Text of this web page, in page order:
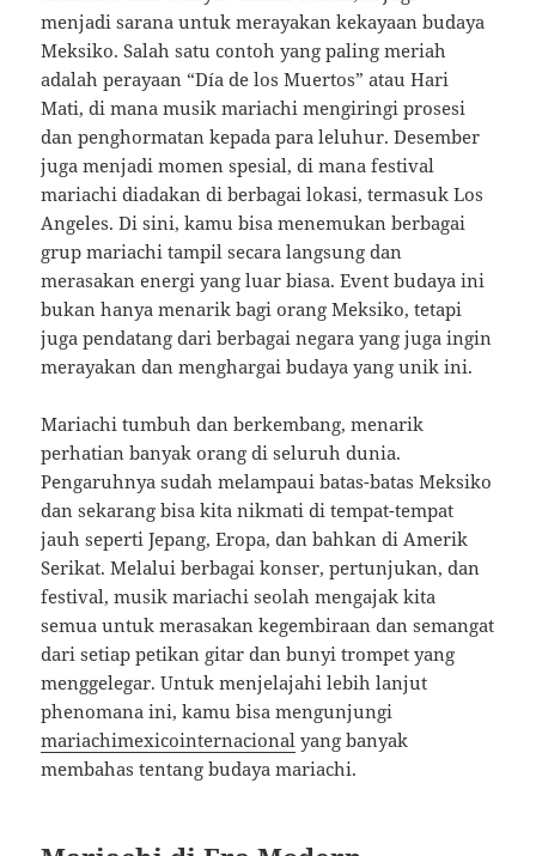
menjadi sarana untuk merayakan kekayaan budaya
Meksiko. Salah satu contoh yang paling meriah
adalah perayaan “Día de los Muertos” atau Hari
Mati, di mana musik mariachi mengiringi prosesi
dan penghormatan kepada para leluhur. Desember
juga menjadi momen spesial, di mana festival
mariachi diadakan di berbagai lokasi, termasuk Los
Angeles. Di sini, kamu bisa menemukan berbagai
grup mariachi tampil secara langsung dan
merasakan energi yang luar biasa. Event budaya ini
bukan hanya menarik bagi orang Meksiko, tetapi
juga pendatang dari berbagai negara yang juga ingin
merayakan dan menghargai budaya yang unik ini.
Mariachi tumbuh dan berkembang, menarik
perhatian banyak orang di seluruh dunia.
Pengaruhnya sudah melampaui batas-batas Meksiko
dan sekarang bisa kita nikmati di tempat-tempat
jauh seperti Jepang, Eropa, dan bahkan di Amerik
Serikat. Melalui berbagai konser, pertunjukan, dan
festival, musik mariachi seolah mengajak kita
semua untuk merasakan kegembiraan dan semangat
dari setiap petikan gitar dan bunyi trompet yang
menggelegar. Untuk menjelajahi lebih lanjut
phenomana ini, kamu bisa mengunjungi
mariachimexicointernacional yang banyak
membahas tentang budaya mariachi.